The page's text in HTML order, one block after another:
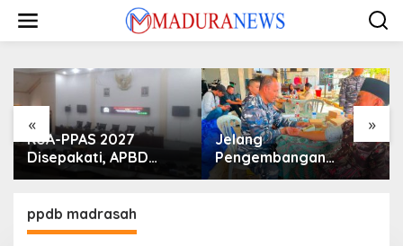
konten
« »
KUA-PPAS 2027
Disepakati, APBD
Sampang Defisit Rp
Jelang
Pengembangan
Lapangan Hidayah,
ppdb madrasah